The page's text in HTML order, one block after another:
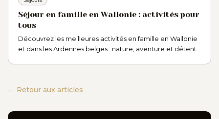
Séjour en famille en Wallonie : activités pour
tous
Découvrez les meilleures activités en famille en Wallonie
et dans les Ardennes belges : nature, aventure et détente
← Retour aux articles